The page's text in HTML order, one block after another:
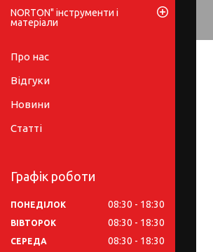
NORTON" інструменти і
матеріали
Про нас
Відгуки
Новини
Статті
Графік роботи
ПОНЕДІЛОК 08:30 18:30
ВІВТОРОК 08:30 18:30
СЕРЕДА 08:30 18:30